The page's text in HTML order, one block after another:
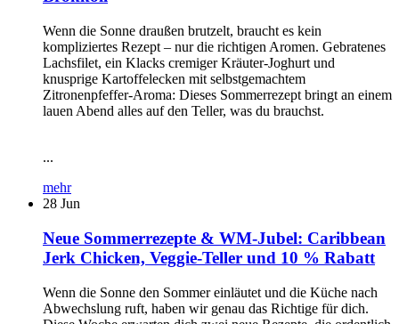
Wenn die Sonne draußen brutzelt, braucht es kein
kompliziertes Rezept – nur die richtigen Aromen. Gebratenes
Lachsfilet, ein Klacks cremiger Kräuter-Joghurt und
knusprige Kartoffelecken mit selbstgemachtem
Zitronenpfeffer-Aroma: Dieses Sommerrezept bringt an einem
lauen Abend alles auf den Teller, was du brauchst.
...
mehr
28 Jun
Neue Sommerrezepte & WM-Jubel: Caribbean
Jerk Chicken, Veggie-Teller und 10 % Rabatt
Wenn die Sonne den Sommer einläutet und die Küche nach
Abwechslung ruft, haben wir genau das Richtige für dich.